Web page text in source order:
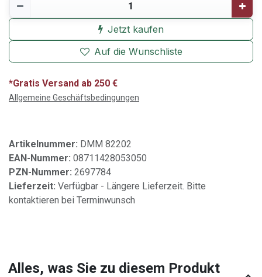
Jetzt kaufen
Auf die Wunschliste
*Gratis Versand ab 250 €
Allgemeine Geschäftsbedingungen
Artikelnummer: DMM 82202
EAN-Nummer: 08711428053050
PZN-Nummer: 2697784
Lieferzeit: Verfügbar - Längere Lieferzeit. Bitte
kontaktieren bei Terminwunsch
Alles, was Sie zu diesem Produkt